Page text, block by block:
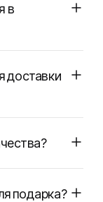
в
доставки
подарка?